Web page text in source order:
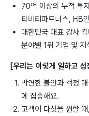
70억 이상의 누적 투
티비티파트너스, HB
대한민국 대표 강사
분야별 1위 기업 및
[우리는 이렇게 일하고 성
막연한 불안과 걱정
에 집중해요.
고객이 다섯을 원할